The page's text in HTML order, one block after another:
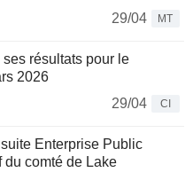
29/04
MT
résultats pour le
2026
29/04
CI
Enterprise Public
du comté de Lake